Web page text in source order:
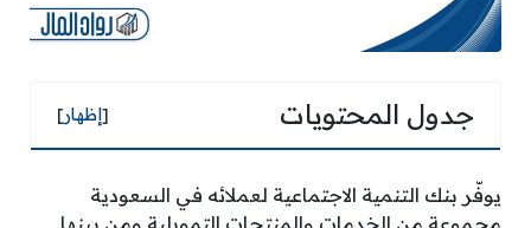
جدول المحتويات [إظهار]
يوفّر بنك التنمية الاجتماعية لعملائه في السعودية